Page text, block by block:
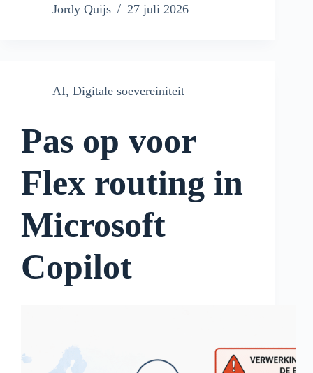
Jordy Quijs 27 juli 2026
AI, Digitale soevereiniteit
Pas op voor
Flex routing in
Microsoft
Copilot